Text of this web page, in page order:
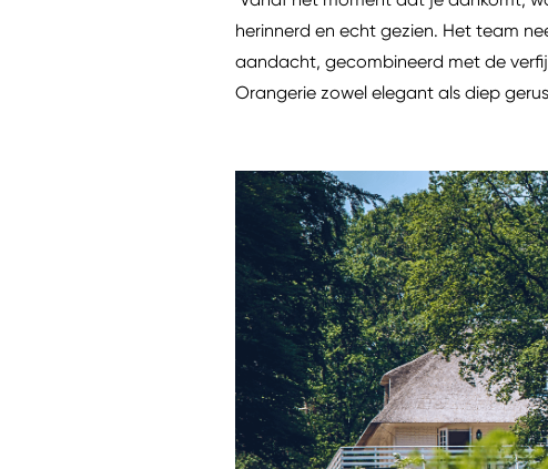
herinnerd en echt gezien. Het team
aandacht, gecombineerd met de
Orangerie zowel elegant als diep